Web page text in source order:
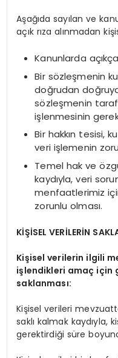
Aşağıda sayılan ve
açık rıza alınmadan
Kanunlarda
Bir sözleşmenin
doğrudan
sözleşmenin
işlenmesinin
Bir hakkın tesisi,
veri işlemenin
Temel hak ve
kaydıyla, veri
menfaatlerimiz
zorunlu olması.
KİŞİSEL VERİLERİN
Kişisel verilerin ilgili
işlendikleri amaç için
saklanması:
Kişisel verileri
saklı kalmak kaydıyla,
gerektirdiği süre